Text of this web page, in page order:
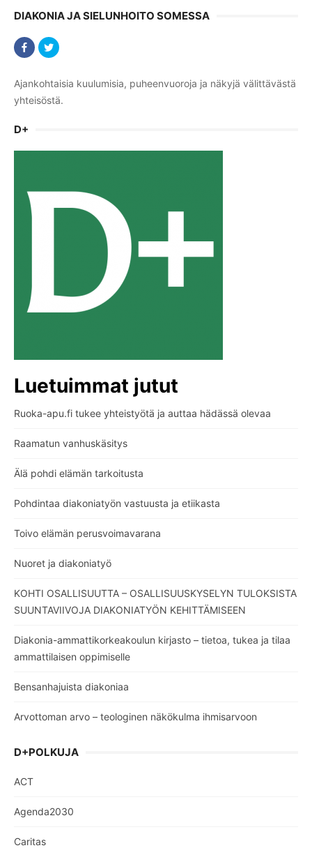
DIAKONIA JA SIELUNHOITO SOMESSA
Ajankohtaisia kuulumisia, puheenvuoroja ja näkyjä välittävästä
yhteisöstä.
D+
Luetuimmat jutut
Ruoka-apu.fi tukee yhteistyötä ja auttaa hädässä olevaa
Raamatun vanhuskäsitys
Älä pohdi elämän tarkoitusta
Pohdintaa diakoniatyön vastuusta ja etiikasta
Toivo elämän perusvoimavarana
Nuoret ja diakoniatyö
KOHTI OSALLISUUTTA – OSALLISUUSKYSELYN TULOKSISTA
SUUNTAVIIVOJA DIAKONIATYÖN KEHITTÄMISEEN
Diakonia-ammattikorkeakoulun kirjasto – tietoa, tukea ja tilaa
ammattilaisen oppimiselle
Bensanhajuista diakoniaa
Arvottoman arvo – teologinen näkökulma ihmisarvoon
D+POLKUJA
ACT
Agenda2030
Caritas